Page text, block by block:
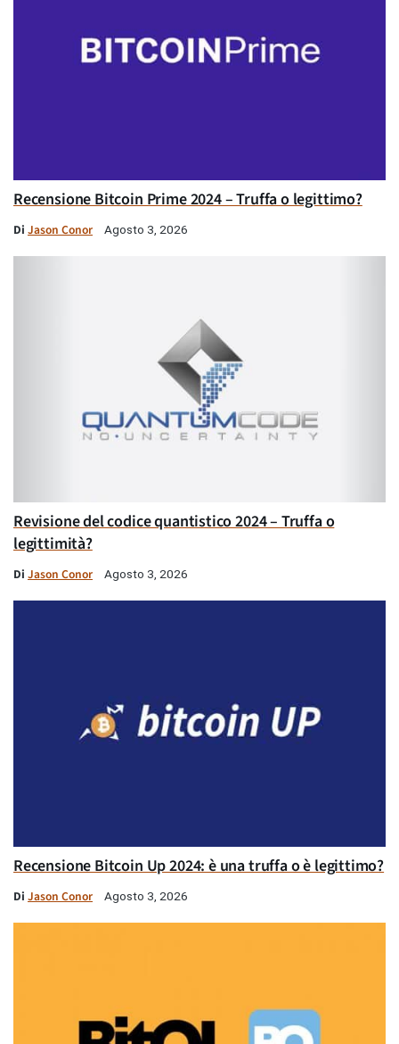
Recensione Bitcoin Prime 2024 – Truffa o legittimo?
Di Jason Conor Agosto 3, 2026
Revisione del codice quantistico 2024 – Truffa o
legittimità?
Di Jason Conor Agosto 3, 2026
Recensione Bitcoin Up 2024: è una truffa o è legittimo?
Di Jason Conor Agosto 3, 2026